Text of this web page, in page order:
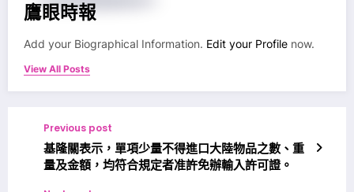
鷹眼時報
Add your Biographical Information. Edit your Profile now.
View All Posts
Previous post
基隆關表示，單項少量不得進口大陸物品之數、重
量及金額，均符合規定者准許免辦輸入許可證。